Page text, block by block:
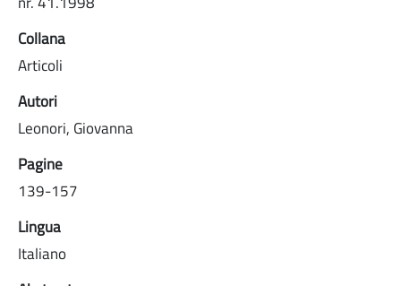
Collana
Articoli
Autori
Leonori, Giovanna
Pagine
139-157
Lingua
Italiano